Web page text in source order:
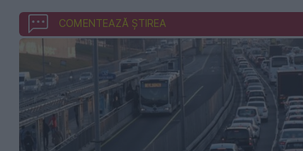
COMENTEAZĂ ȘTIREA